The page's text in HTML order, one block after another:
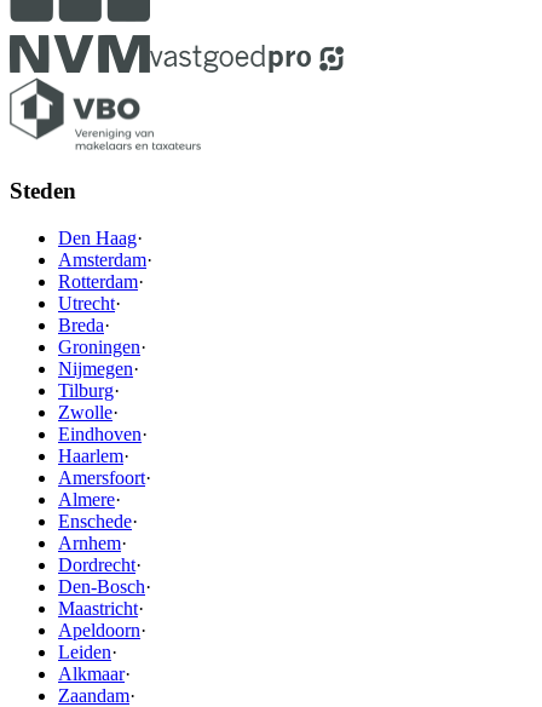
Steden
Den Haag·
Amsterdam·
Rotterdam·
Utrecht·
Breda·
Groningen·
Nijmegen·
Tilburg·
Zwolle·
Eindhoven·
Haarlem·
Amersfoort·
Almere·
Enschede·
Arnhem·
Dordrecht·
Den-Bosch·
Maastricht·
Apeldoorn·
Leiden·
Alkmaar·
Zaandam·